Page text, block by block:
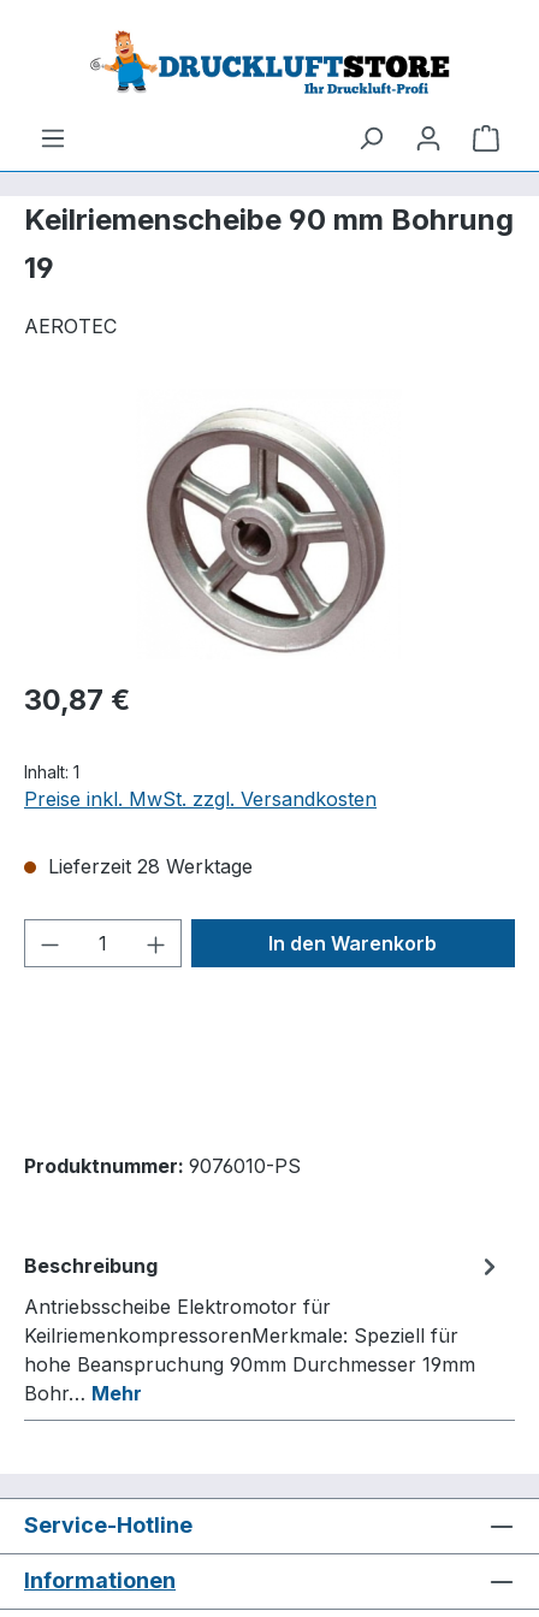
Hauptinhalt springen
Zur Suche springen
Keilriemenscheibe 90 mm Bohrung
19
AEROTEC
30,87 €
Inhalt: 1
Preise inkl. MwSt. zzgl. Versandkosten
Lieferzeit 28 Werktage
Produkt Anzahl: Gib denIn den Warenkorb
Produktnummer: 9076010-PS
Beschreibung
Antriebsscheibe Elektromotor für
KeilriemenkompressorenMerkmale: Speziell für
hohe Beanspruchung 90mm Durchmesser 19mm
Bohr… Mehr
Service-Hotline
Informationen